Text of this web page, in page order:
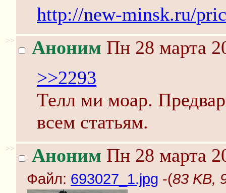
http://new-minsk.ru/
>> Аноним Пн 28 марта
>>2293
Телл ми моар.
всем статьям.
>> Аноним Пн 28 марта
Файл: 693027_1.jpg -(83 KB,